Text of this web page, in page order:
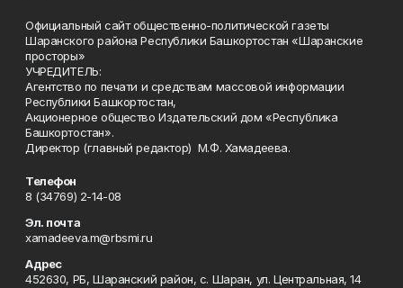
Официальный сайт общественно-политической газеты
Шаранского района Республики Башкортостан «Шаранские
просторы»
УЧРЕДИТЕЛЬ:
Агентство по печати и средствам массовой информации
Республики Башкортостан,
Акционерное общество Издательский дом «Республика
Башкортостан».
Директор (главный редактор) М.Ф. Хамадеева.
Телефон
8 (34769) 2-14-08
Эл. почта
xamadeeva.m@rbsmi.ru
Адрес
452630, РБ, Шаранский район, с. Шаран, ул. Центральная, 14